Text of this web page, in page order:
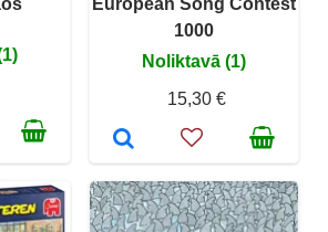
European Song Contest
1000
Noliktavā (1)
15,30 €